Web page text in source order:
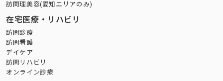
訪問理美容(愛知エリアのみ)
在宅医療・リハビリ
訪問診療
訪問看護
デイケア
訪問リハビリ
オンライン診療